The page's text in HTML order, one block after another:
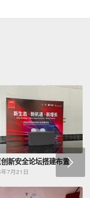
新安全论坛搭建布置
7月21日